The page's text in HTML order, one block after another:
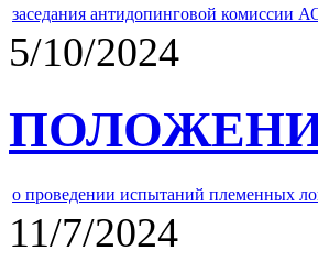
заседания антидопинговой комиссии
5/10/2024
о проведении испытаний племенных
11/7/2024